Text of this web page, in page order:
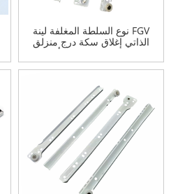
FGV نوع السلطة المغلفة لينة
الذاتي إغلاق سكة درج منزلق
مع درج عجلة نايلون أبيض
منزلق